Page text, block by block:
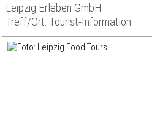
Leipzig Erleben GmbH
Treff/Ort: Tourist-Information